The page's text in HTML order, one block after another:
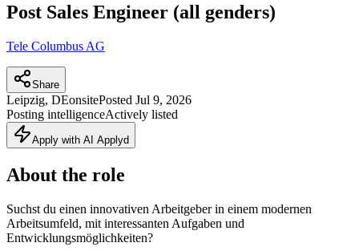
Post Sales Engineer (all genders)
Tele Columbus AG
Share
Leipzig, DEonsitePosted Jul 9, 2026
Posting intelligenceActively listed
Apply with AI Applyd
About the role
Suchst du einen innovativen Arbeitgeber in einem modernen
Arbeitsumfeld, mit interessanten Aufgaben und
Entwicklungsmöglichkeiten?